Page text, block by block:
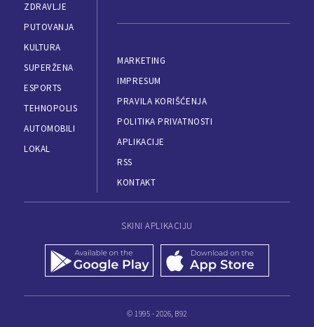
ZDRAVLJE
PUTOVANJA
KULTURA
SUPERŽENA
ESPORTS
TEHNOPOLIS
AUTOMOBILI
LOKAL
MARKETING
IMPRESUM
PRAVILA KORIŠĆENJA
POLITIKA PRIVATNOSTI
APLIKACIJE
RSS
KONTAKT
SKINI APLIKACIJU
© 1995 - 2026, B92